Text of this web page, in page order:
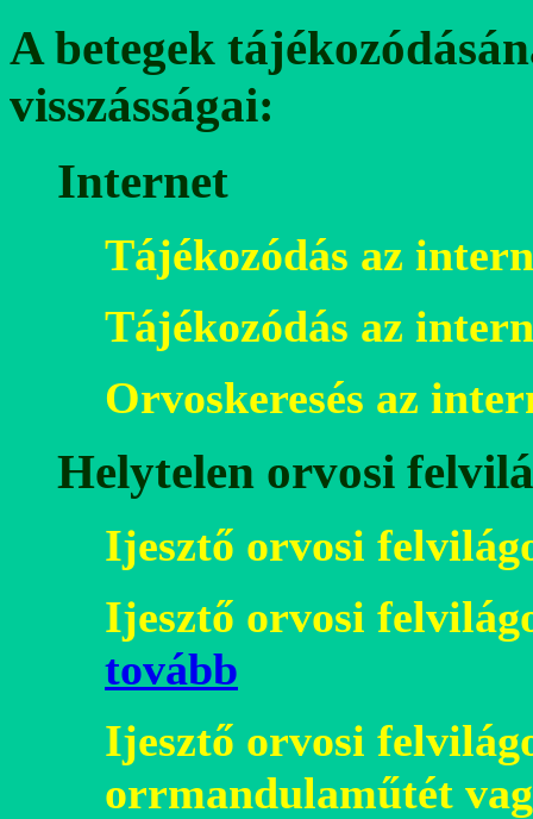
A betegek
visszásságai:
Internet
Tájékozódás az
Tájékozódás az
Orvoskeresés az
Helytelen orvosi
Ijesztő orvosi
Ijesztő orvosi
tovább
Ijesztő orvosi
orrmandulaműtét